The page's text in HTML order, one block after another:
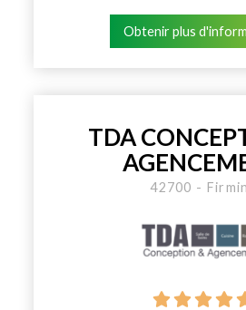
Obtenir plus
TDA
42700 -